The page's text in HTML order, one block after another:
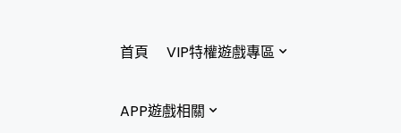
首頁 VIP特權遊戲專區
APP遊戲相關